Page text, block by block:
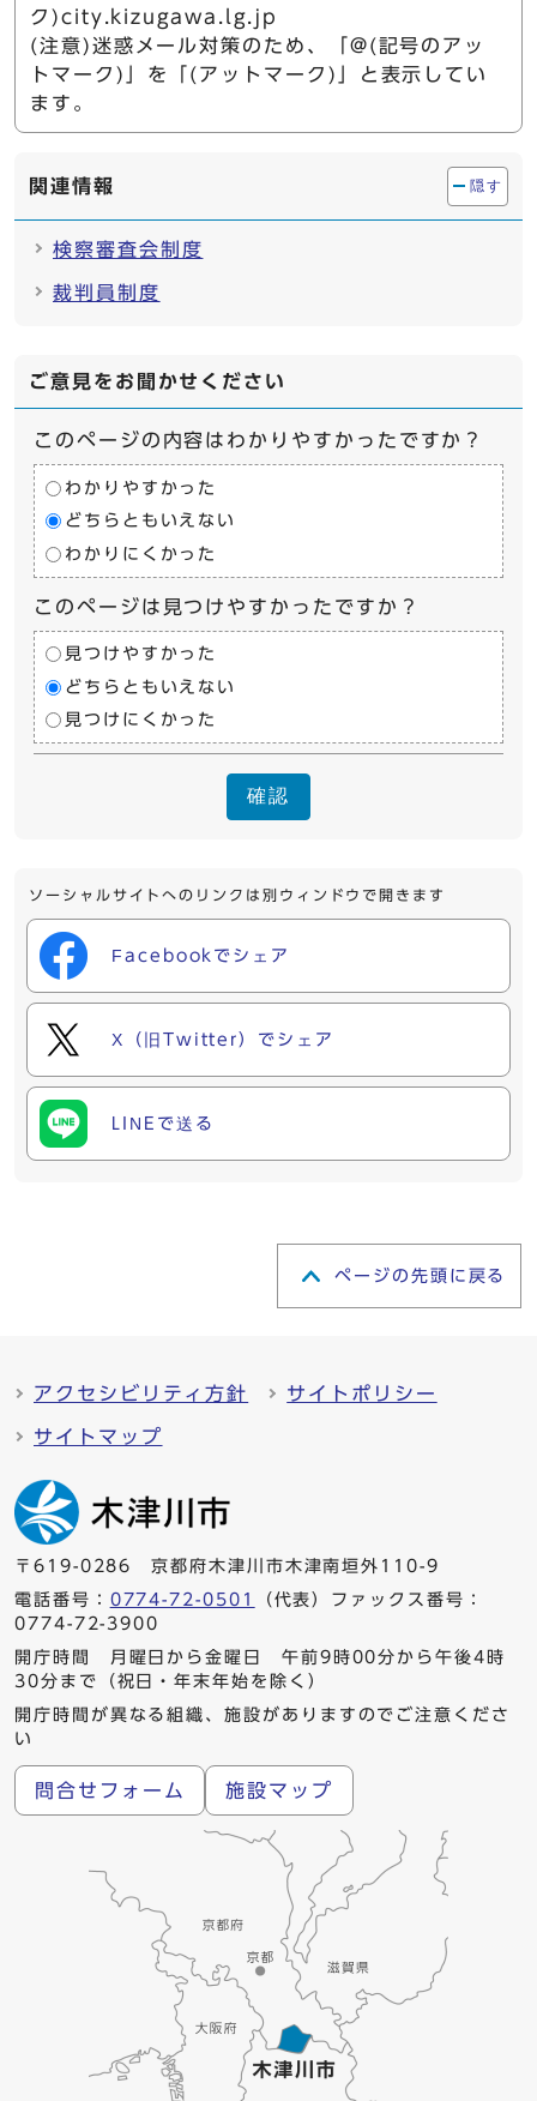
ク)city.kizugawa.lg.jp
(注意)迷惑メール対策のため、「@(記号のアッ
トマーク)」を「(アットマーク)」と表示してい
ます。
関連情報 隠す
検察審査会制度
裁判員制度
ご意見をお聞かせください
このページの内容はわかりやすかったですか？
わかりやすかった
どちらともいえない
わかりにくかった
このページは見つけやすかったですか？
見つけやすかった
どちらともいえない
見つけにくかった
確認
ソーシャルサイトへのリンクは別ウィンドウで開きます
Facebookでシェア
X（旧Twitter）でシェア
LINEで送る
ページの先頭に戻る
アクセシビリティ方針 サイトポリシー
サイトマップ
〒619-0286 京都府木津川市木津南垣外110-9
電話番号： 0774-72-0501
（代表）ファックス番号：
0774-72-3900
開庁時間 月曜日から金曜日 午前9時00分から午後4時
30分まで（祝日・年末年始を除く）
開庁時間が異なる組織、施設がありますのでご注意くださ
い
問合せフォーム 施設マップ